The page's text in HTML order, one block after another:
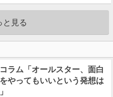
と見る
ラム「オールスター、面白
やってもいいという発想は